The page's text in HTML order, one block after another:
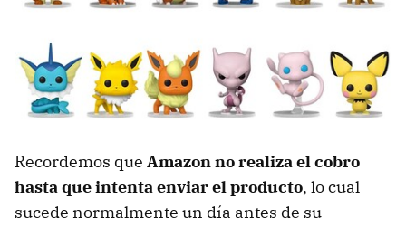
Recordemos que Amazon no realiza el cobro
hasta que intenta enviar el producto, lo cual
sucede normalmente un día antes de su